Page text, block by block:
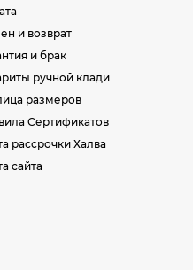
и возврат
и брак
ручной клади
размеров
Сертификатов
рассрочки Халва
сайта